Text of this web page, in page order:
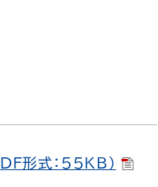
形式：55KB）